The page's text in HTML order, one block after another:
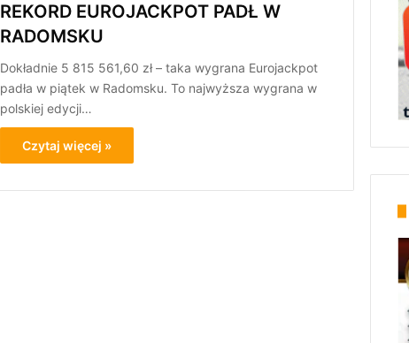
REKORD EUROJACKPOT PADŁ W
RADOMSKU
Dokładnie 5 815 561,60 zł – taka wygrana Eurojackpot
padła w piątek w Radomsku. To najwyższa wygrana w
polskiej edycji…
Czytaj więcej »